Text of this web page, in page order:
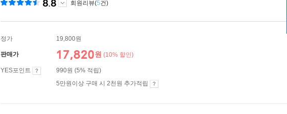
8.8 회원리뷰(5건)
정가 19,800원
판매가 17,820원 (10% 할인)
YES포인트
990원 (5% 적립)
5만원이상 구매 시 2천원 추가적립